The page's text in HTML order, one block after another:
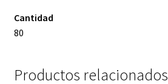
Cantidad
80
Productos relacionados